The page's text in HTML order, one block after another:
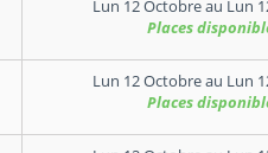
Lun 12 Octobreau Lun
Places
Lun 12 Octobreau Lun
Places